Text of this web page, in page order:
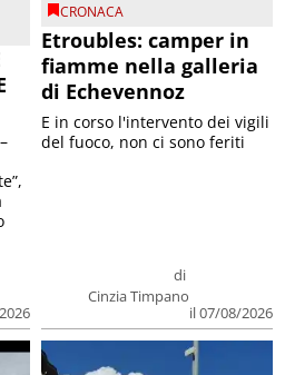
CRONACA
Etroubles: camper in
fiamme nella galleria
di Echevennoz
di
Cinzia Timpano
il 07/08/2026
E in corso l'intervento dei vigili
del fuoco, non ci sono feriti